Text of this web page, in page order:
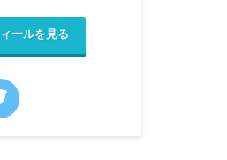
ールを見る